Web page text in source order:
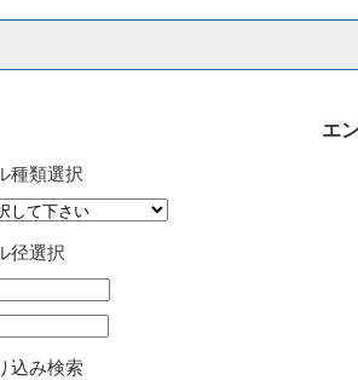
エ
種類選択
径選択
込み検索